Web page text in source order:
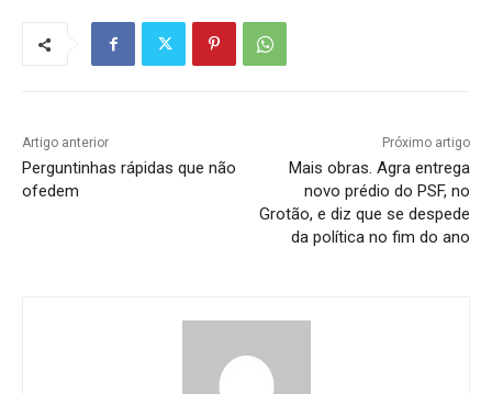
Artigo anterior
Perguntinhas rápidas que não
ofedem
Próximo artigo
Mais obras. Agra entrega
novo prédio do PSF, no
Grotão, e diz que se despede
da política no fim do ano